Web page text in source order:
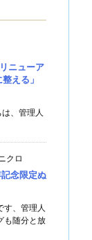
ニューア
える」
、管理人
クロ
念限定ぬ
す、管理人
も随分と放